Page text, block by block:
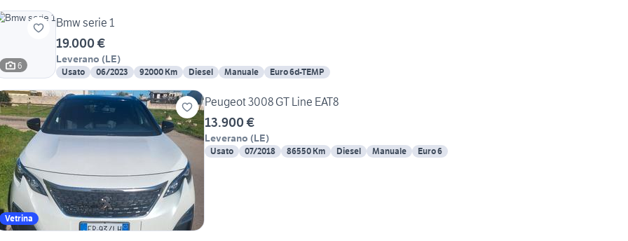
6
Bmw serie 1
19.000 €
Leverano (LE)
Usato 06/2023 92000 Km Diesel Manuale Euro 6d-TEMP
Vetrina
Peugeot 3008 GT Line EAT8
13.900 €
Leverano (LE)
Usato 07/2018 86550 Km Diesel Manuale Euro 6